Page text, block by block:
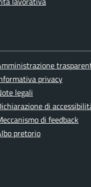
privacy
legali
di
di feedback
pretorio